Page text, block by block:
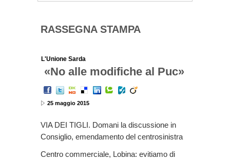
RASSEGNA STAMPA
L'Unione Sarda
«No alle modifiche al Puc»
25 maggio 2015
VIA DEI TIGLI. Domani la discussione in
Consiglio, emendamento del centrosinistra
Centro commerciale, Lobina: evitiamo di